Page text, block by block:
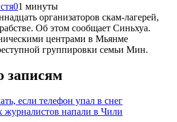
01 минуты
организаторов скам-лагерей,
Об этом сообщает Синьхуа.
центрами в Мьянме
группировки семьи Мин.
записям
если телефон упал в снег
журналистов напали в Чили